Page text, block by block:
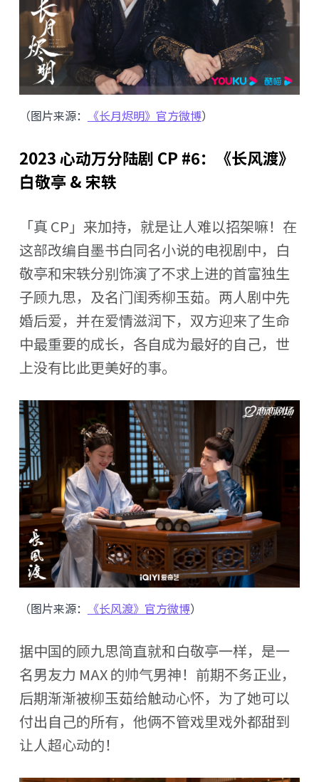
（图片来源： 《长月烬明》官方微博）
2023 心动万分陆剧 CP #6：《长风渡》
白敬亭 & 宋轶
「真 CP」来加持，就是让人难以招架嘛！在
这部改编自墨书白同名小说的电视剧中，白
敬亭和宋轶分别饰演了不求上进的首富独生
子顾九思，及名门闺秀柳玉茹。两人剧中先
婚后爱，并在爱情滋润下，双方迎来了生命
中最重要的成长，各自成为最好的自己，世
上没有比此更美好的事。
（图片来源： 《长风渡》官方微博）
据中国的顾九思简直就和白敬亭一样，是一
名男友力 MAX 的帅气男神！前期不务正业，
后期渐渐被柳玉茹给触动心怀，为了她可以
付出自己的所有，他俩不管戏里戏外都甜到
让人超心动的！